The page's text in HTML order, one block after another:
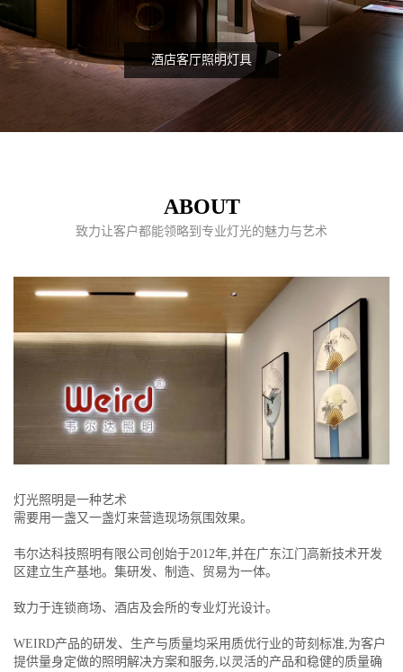
酒店客厅照明灯具
ABOUT
致力让客户都能领略到专业灯光的魅力与艺术
灯光照明是一种艺术
需要用一盏又一盏灯来营造现场氛围效果。
韦尔达科技照明有限公司创始于2012年,并在广东江门高新技术开发
区建立生产基地。集研发、制造、贸易为一体。
致力于连锁商场、酒店及会所的专业灯光设计。
WEIRD产品的研发、生产与质量均采用质优行业的苛刻标准,为客户
提供量身定做的照明解决方案和服务,以灵活的产品和稳健的质量确